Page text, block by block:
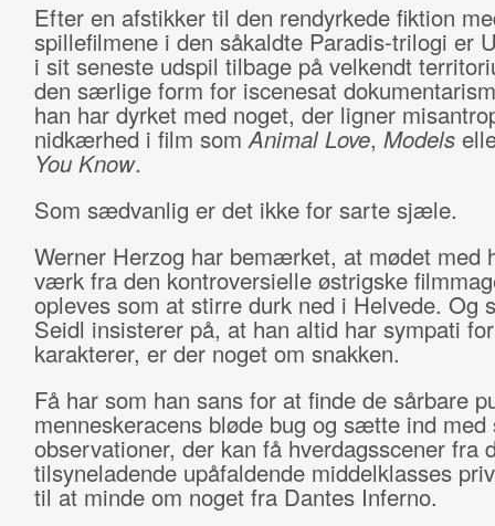
Efter en afstikker til den rendyrkede fiktion
spillefilmene i den såkaldte Paradis-trilogi er
i sit seneste udspil tilbage på velkendt
den særlige form for iscenesat
han har dyrket med noget, der ligner
nidkærhed i film somAnimal Love, Models
You Know.
Som sædvanlig er det ikke for sarte sjæle.
Werner Herzog har bemærket, at mødet med
værk fra den kontroversielle østrigske
opleves som at stirre durk ned i Helvede. Og
Seidl insisterer på, at han altid har sympati
karakterer, er der noget om snakken.
Få har som han sans for at finde de sårbare
menneskeracens bløde bug og sætte ind med
observationer, der kan få hverdagsscener fra
tilsyneladende upåfaldende middelklasses
til at minde om noget fra Dantes Inferno.